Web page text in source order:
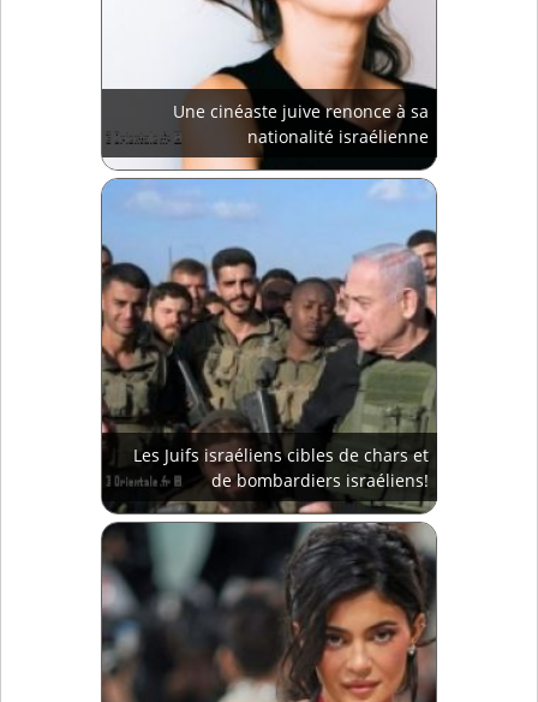
Une cinéaste juive renonce à sa
nationalité israélienne
Les Juifs israéliens cibles de chars et
de bombardiers israéliens!